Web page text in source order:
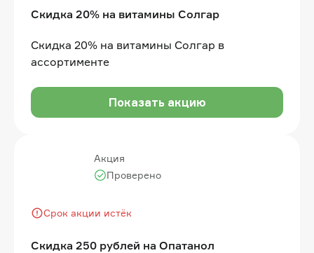
Скидка 20% на витамины Солгар
Скидка 20% на витамины Солгар в
ассортименте
Показать акцию
Акция
Скидка 250 рублей на Опатанол
Срок акции истёк
Проверено